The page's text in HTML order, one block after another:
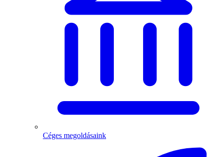
Céges megoldásaink